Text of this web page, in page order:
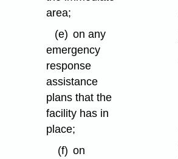
area;
(e) on any
emergency
response
assistance
plans that the
facility has in
place;
(f) on